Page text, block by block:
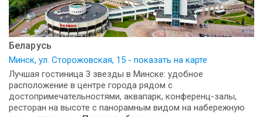
Беларусь
Минск, ул. Сторожовская, 15 - показать на карте
Лучшая гостиница 3 звезды в Минске: удобное
расположение в центре города рядом с
достопримечательностями, аквапарк, конференц-залы,
ресторан на высоте с панорамным видом на набережную